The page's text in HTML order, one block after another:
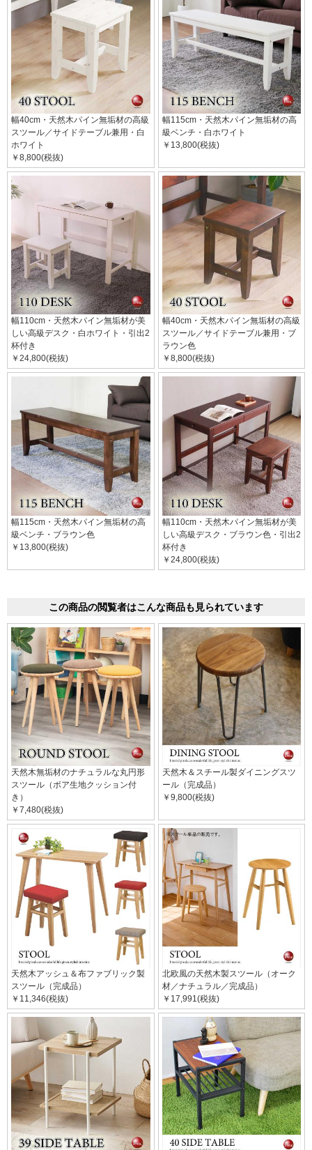
幅40cm・天然木パイン無垢材の高級
スツール／サイドテーブル兼用・白
ホワイト
￥8,800(税抜)
幅115cm・天然木パイン無垢材の高
級ベンチ・白ホワイト
￥13,800(税抜)
幅110cm・天然木パイン無垢材が美
しい高級デスク・白ホワイト・引出2
杯付き
￥24,800(税抜)
幅40cm・天然木パイン無垢材の高級
スツール／サイドテーブル兼用・ブ
ラウン色
￥8,800(税抜)
幅115cm・天然木パイン無垢材の高
級ベンチ・ブラウン色
￥13,800(税抜)
幅110cm・天然木パイン無垢材が美
しい高級デスク・ブラウン色・引出2
杯付き
￥24,800(税抜)
この商品の閲覧者はこんな商品も見られています
天然木無垢材のナチュラルな丸円形
スツール（ボア生地クッション付
き）
￥7,480(税抜)
天然木＆スチール製ダイニングスツ
ール（完成品）
￥9,800(税抜)
天然木アッシュ＆布ファブリック製
スツール（完成品）
￥11,346(税抜)
北欧風の天然木製スツール（オーク
材／ナチュラル／完成品）
￥17,991(税抜)